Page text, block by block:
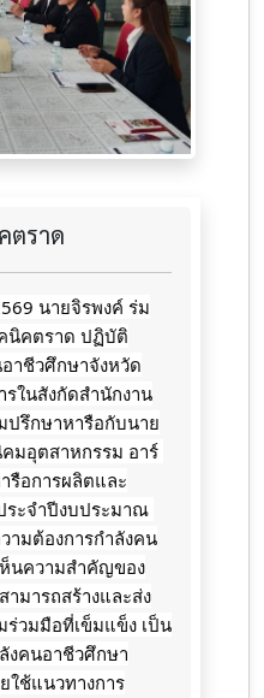
ตราด
นายจิรพงค์ ร่ม
นิคตราด ปฏิบัติ
าชีวศึกษาจังหวัด
ในสังกัดสำนักงาน
ปรึกษาหารือกับนาย
มอุตสาหกรรม อาร์
รือการผลิตและ
ะจำปีงบประมาณ
ามต้องการกำลังคน
ห็นความสำคัญของ
มารถสร้างและส่ง
ร่วมมือที่เข็มแข็ง เป็น
งคนอาชีวศึกษา
ใช้แนวทางการ